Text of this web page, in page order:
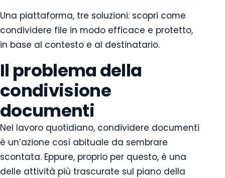
Una piattaforma, tre soluzioni: scopri come
condividere file in modo efficace e protetto,
in base al contesto e al destinatario.
Il problema della
condivisione
documenti
Nel lavoro quotidiano, condividere documenti
è un’azione così abituale da sembrare
scontata. Eppure, proprio per questo, è una
delle attività più trascurate sul piano della